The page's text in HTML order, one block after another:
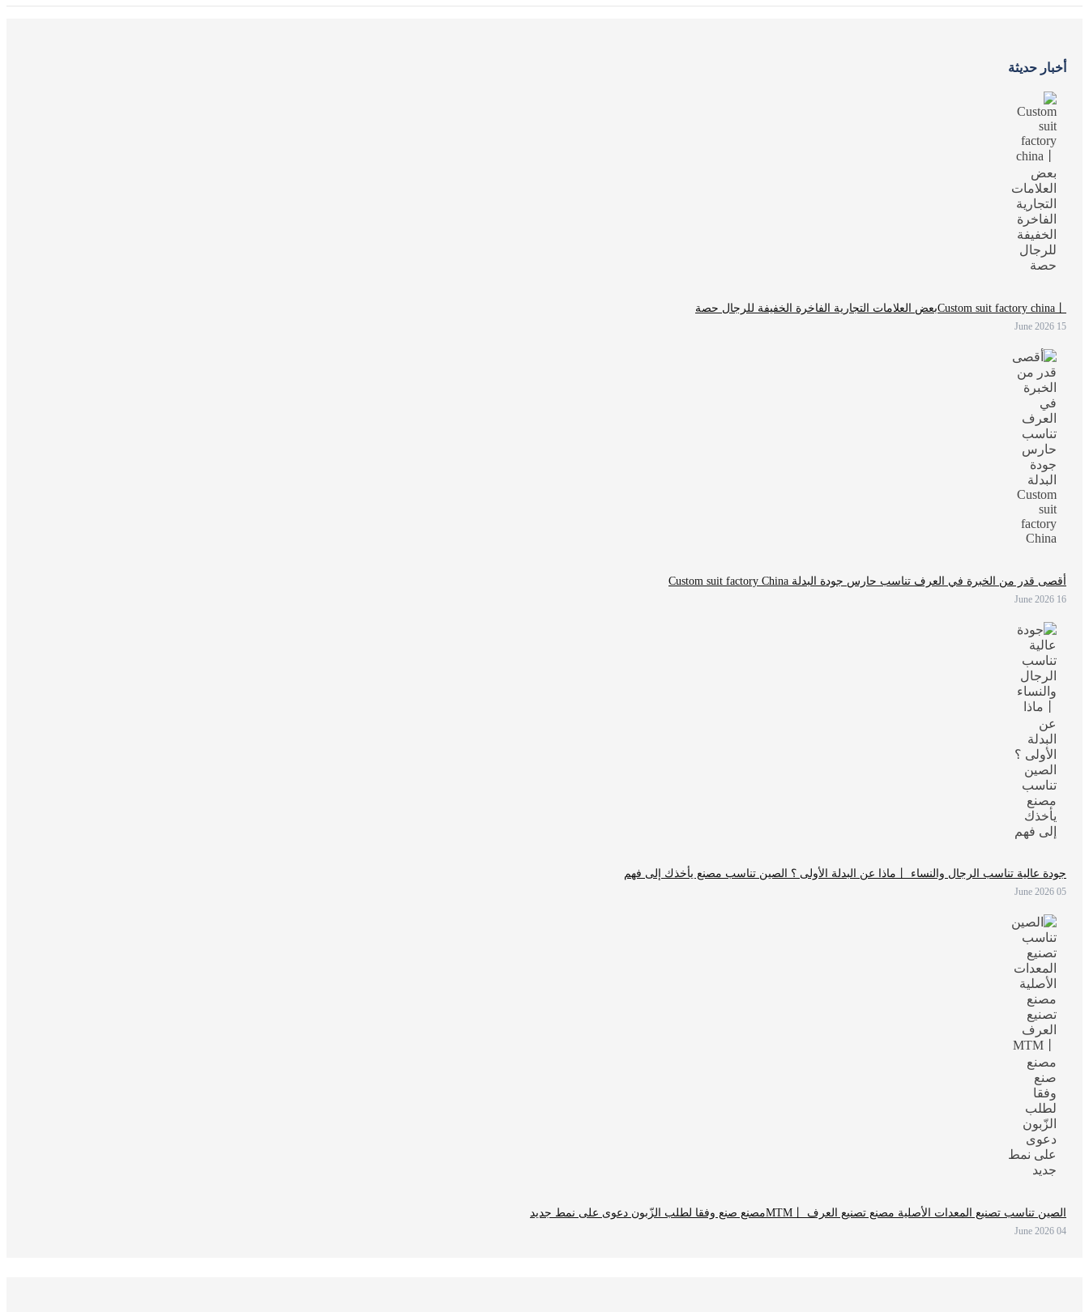
أخبار حديثة
Custom suit factory china丨بعض العلامات التجارية الفاخرة الخفيفة للرجال حصة
15 June 2026
أقصى قدر من الخبرة في العرف تناسب حارس جودة البدلة Custom suit factory China
16 June 2026
جودة عالية تناسب الرجال والنساء 丨ماذا عن البدلة الأولى ؟ الصين تناسب مصنع يأخذك إلى فهم
05 June 2026
الصين تناسب تصنيع المعدات الأصلية مصنع تصنيع العرف MTM丨مصنع صنع وفقا لطلب الزّبون دعوى على نمط جديد
04 June 2026